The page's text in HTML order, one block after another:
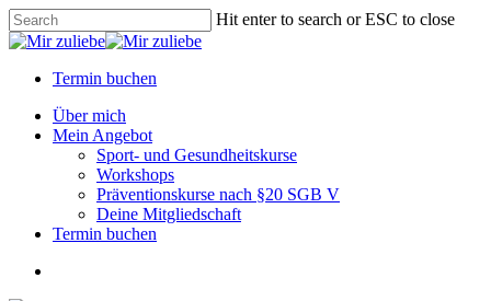
Skip
to
content
Hit enter to search or ESC to close
Close
Termin buchen
Menu
Über mich
Mein Angebot
Sport- und Gesundheitskurse
Workshops
Präventionskurse nach §20 SGB V
Deine Mitgliedschaft
Termin buchen